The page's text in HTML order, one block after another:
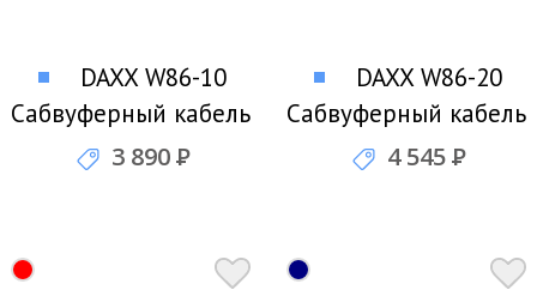
DAXX W86-10
Сабвуферный кабель
3 890Р
DAXX W86-20
Сабвуферный кабель
4 545Р